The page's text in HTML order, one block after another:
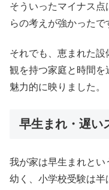
そういったマイナス
らの考えが強かったで
それでも、恵まれた
観を持つ家庭と時間を
魅力的に映りました。
早生まれ・遅い
我が家は早生まれとい
幼く、小学校受験は半